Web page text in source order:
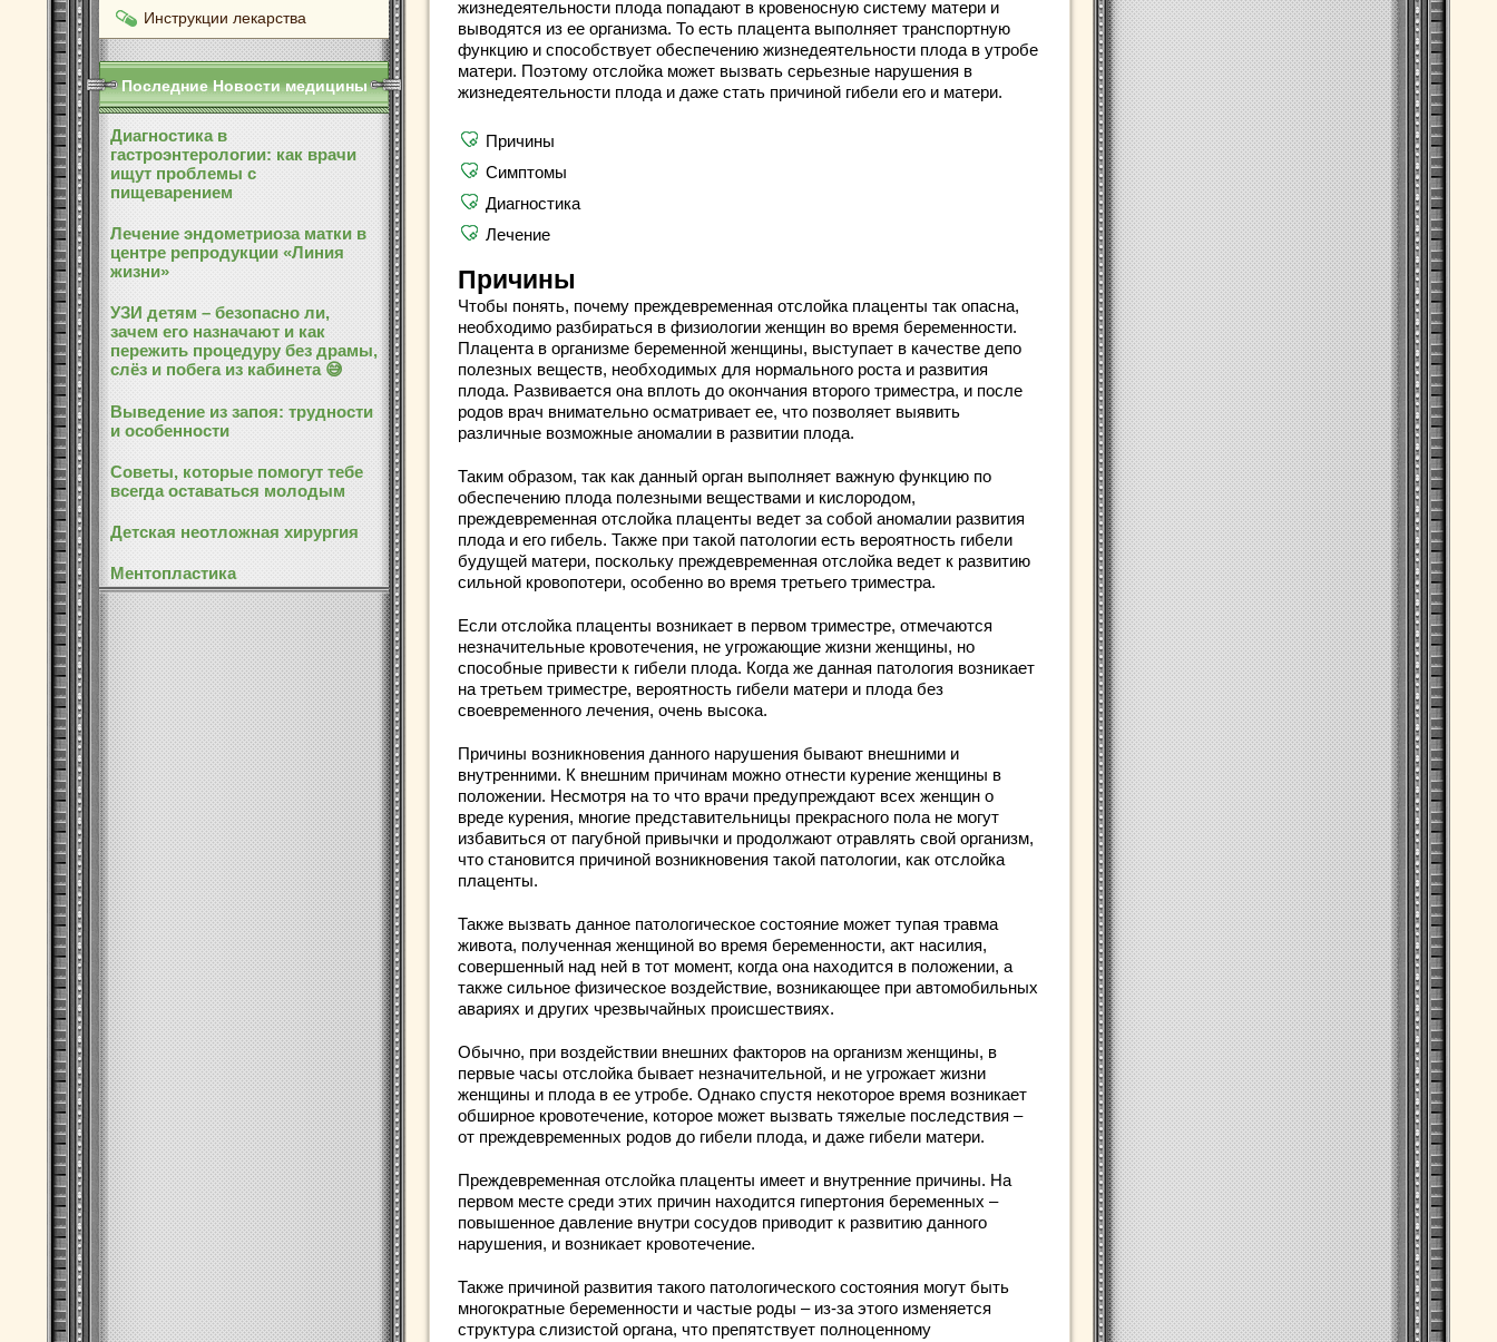
Инструкции лекарства
Последние Новости медицины
Диагностика в
гастроэнтерологии: как врачи
ищут проблемы с
пищеварением
Лечение эндометриоза матки в
центре репродукции «Линия
жизни»
УЗИ детям – безопасно ли,
зачем его назначают и как
пережить процедуру без драмы,
слёз и побега из кабинета 😅
Выведение из запоя: трудности
и особенности
Советы, которые помогут тебе
всегда оставаться молодым
Детская неотложная хирургия
Ментопластика
жизнедеятельности плода попадают в кровеносную систему матери и
выводятся из ее организма. То есть плацента выполняет транспортную
функцию и способствует обеспечению жизнедеятельности плода в утробе
матери. Поэтому отслойка может вызвать серьезные нарушения в
жизнедеятельности плода и даже стать причиной гибели его и матери.
Причины
Симптомы
Диагностика
Лечение
Причины
Чтобы понять, почему преждевременная отслойка плаценты так опасна,
необходимо разбираться в физиологии женщин во время беременности.
Плацента в организме беременной женщины, выступает в качестве депо
полезных веществ, необходимых для нормального роста и развития
плода. Развивается она вплоть до окончания второго триместра, и после
родов врач внимательно осматривает ее, что позволяет выявить
различные возможные аномалии в развитии плода.
Таким образом, так как данный орган выполняет важную функцию по
обеспечению плода полезными веществами и кислородом,
преждевременная отслойка плаценты ведет за собой аномалии развития
плода и его гибель. Также при такой патологии есть вероятность гибели
будущей матери, поскольку преждевременная отслойка ведет к развитию
сильной кровопотери, особенно во время третьего триместра.
Если отслойка плаценты возникает в первом триместре, отмечаются
незначительные кровотечения, не угрожающие жизни женщины, но
способные привести к гибели плода. Когда же данная патология возникает
на третьем триместре, вероятность гибели матери и плода без
своевременного лечения, очень высока.
Причины возникновения данного нарушения бывают внешними и
внутренними. К внешним причинам можно отнести курение женщины в
положении. Несмотря на то что врачи предупреждают всех женщин о
вреде курения, многие представительницы прекрасного пола не могут
избавиться от пагубной привычки и продолжают отравлять свой организм,
что становится причиной возникновения такой патологии, как отслойка
плаценты.
Также вызвать данное патологическое состояние может тупая травма
живота, полученная женщиной во время беременности, акт насилия,
совершенный над ней в тот момент, когда она находится в положении, а
также сильное физическое воздействие, возникающее при автомобильных
авариях и других чрезвычайных происшествиях.
Обычно, при воздействии внешних факторов на организм женщины, в
первые часы отслойка бывает незначительной, и не угрожает жизни
женщины и плода в ее утробе. Однако спустя некоторое время возникает
обширное кровотечение, которое может вызвать тяжелые последствия –
от преждевременных родов до гибели плода, и даже гибели матери.
Преждевременная отслойка плаценты имеет и внутренние причины. На
первом месте среди этих причин находится гипертония беременных –
повышенное давление внутри сосудов приводит к развитию данного
нарушения, и возникает кровотечение.
Также причиной развития такого патологического состояния могут быть
многократные беременности и частые роды – из-за этого изменяется
структура слизистой органа, что препятствует полноценному